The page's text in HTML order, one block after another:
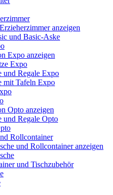
anzeigen
und Basic-Aske
Expo anzeigen
Expo
und Regale Expo
mit Tafeln Expo
Opto anzeigen
und Regale Opto
Rollcontainer
und Rollcontainer anzeigen
und Tischzubehör